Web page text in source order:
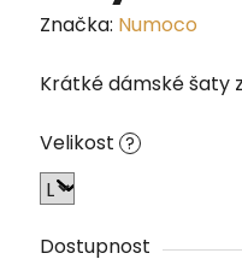
Značka: Numoco
Krátké dámské šaty
Velikost ?
Dostupnost